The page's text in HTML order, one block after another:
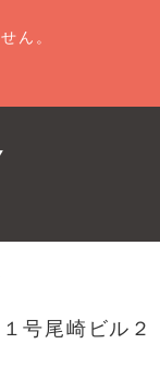
ん。
号尾崎ビル２